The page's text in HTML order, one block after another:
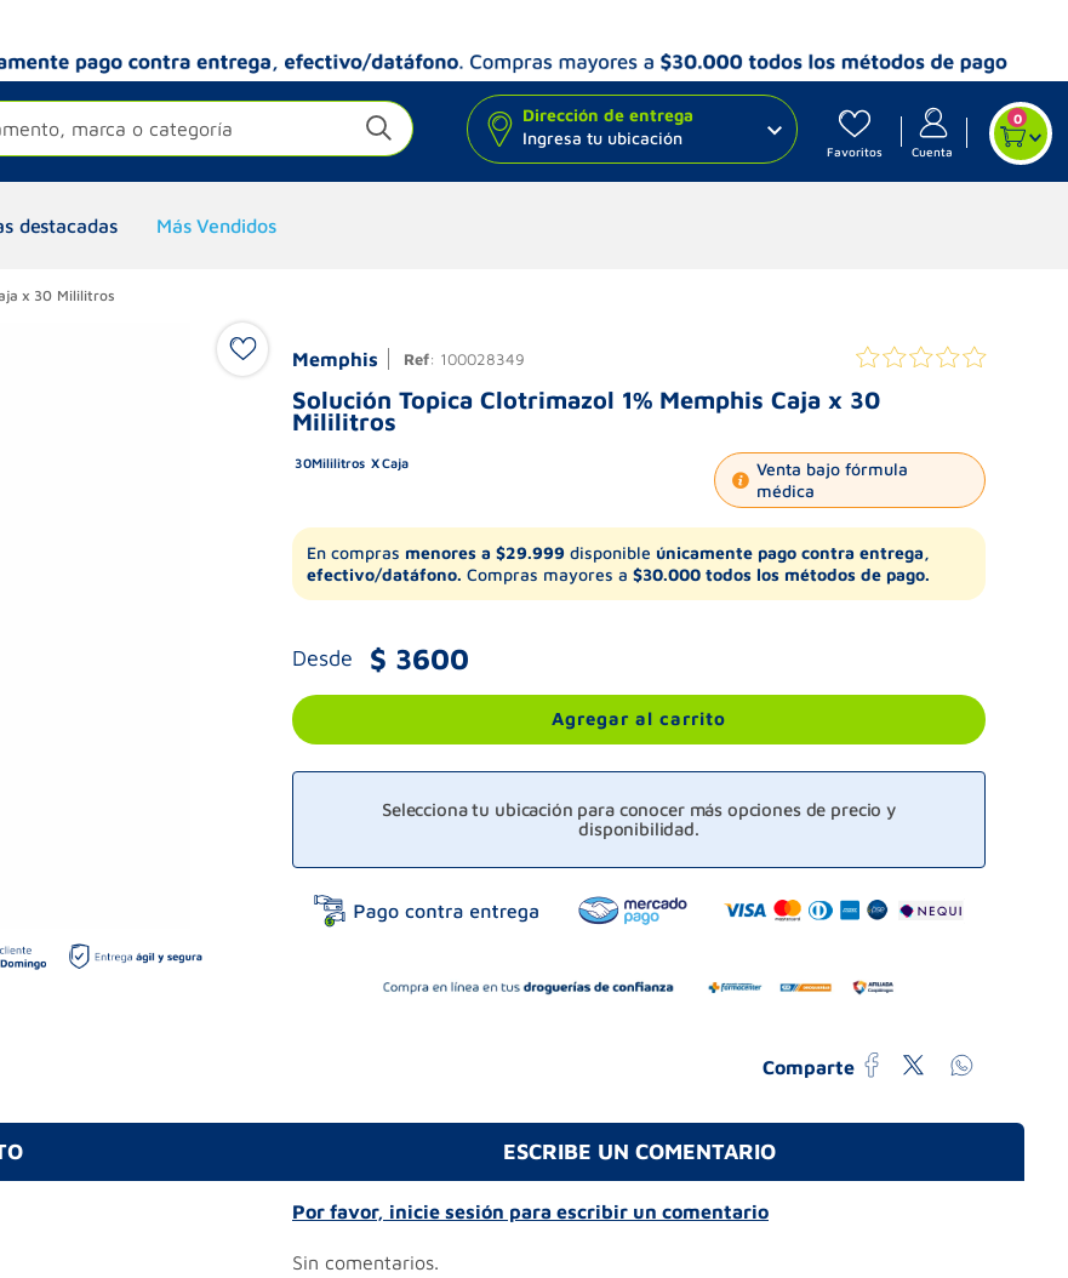
marca o categoría
Dirección de entrega
Ingresa tu ubicación
Favoritos Cuenta
0
destacadas Más Vendidos
x 30 Mililitros
Memphis Ref: 100028349
Solución Topica Clotrimazol 1% Memphis Caja x 30
Mililitros
30Mililitros Caja
Venta bajo fórmula
médica
En compras menores a $29.999 disponible únicamente pago contra entrega,
efectivo/datáfono. Compras mayores a $30.000 todos los métodos de pago.
Desde $ 3600
Agregar al carrito
Selecciona tu ubicación para conocer más opciones de precio y
disponibilidad.
Comparte
ESCRIBE UN COMENTARIO
Por favor, inicie sesión para escribir un comentario
Sin comentarios.